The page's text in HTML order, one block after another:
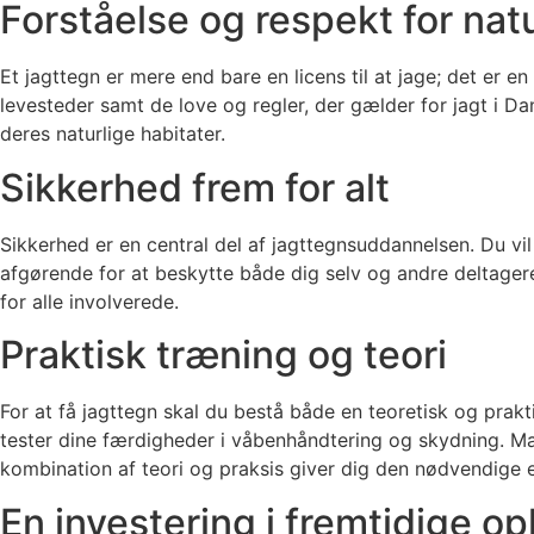
Forståelse og respekt for
Et jagttegn er mere end bare en licens til at jage; det er
levesteder samt de love og regler, der gælder for jagt i
deres naturlige habitater.
Sikkerhed frem for alt
Sikkerhed er en central del af jagttegnsuddannelsen. Du
afgørende for at beskytte både dig selv og andre
for alle involverede.
Praktisk træning og teori
For at få jagttegn skal du bestå både en teoretisk og
tester dine færdigheder i våbenhåndtering og skydning.
kombination af teori og praksis giver dig den
En investering i fremtidige